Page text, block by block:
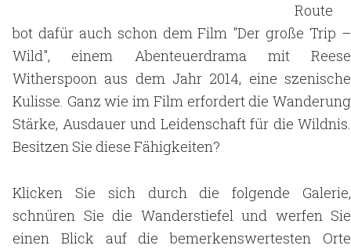
Route
bot dafür auch schon dem Film "Der große Trip –
Wild", einem Abenteuerdrama mit Reese
Witherspoon aus dem Jahr 2014, eine szenische
Kulisse. Ganz wie im Film erfordert die Wanderung
Stärke, Ausdauer und Leidenschaft für die Wildnis.
Besitzen Sie diese Fähigkeiten?
Klicken Sie sich durch die folgende Galerie,
schnüren Sie die Wanderstiefel und werfen Sie
einen Blick auf die bemerkenswertesten Orte